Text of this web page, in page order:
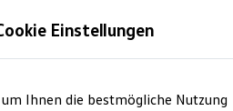
Einstellungen
Ihnen die bestmögliche Nutzung